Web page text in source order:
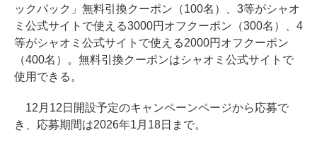
ックパック」無料引換クーポン（100名）、3等がシャオ
ミ公式サイトで使える3000円オフクーポン（300名）、4
等がシャオミ公式サイトで使える2000円オフクーポン
（400名）。無料引換クーポンはシャオミ公式サイトで
使用できる。
12月12日開設予定のキャンペーンページから応募で
き、応募期間は2026年1月18日まで。